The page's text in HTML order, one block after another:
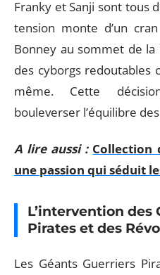
Franky et Sanji sont tous
tension monte d’un
Bonney au sommet de la
des cyborgs redoutables
même. Cette
bouleverser l’équilibre
A lire aussi : Collection
une passion qui séduit
L’intervention des
Pirates et des
Les Géants Guerriers